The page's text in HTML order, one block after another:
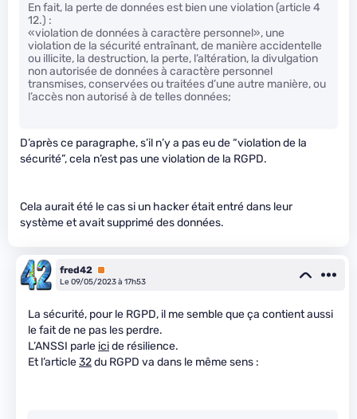
En fait, la perte de données est bien une violation (article 4
12.) :
«violation de données à caractère personnel», une
violation de la sécurité entraînant, de manière accidentelle
ou illicite, la destruction, la perte, l’altération, la divulgation
non autorisée de données à caractère personnel
transmises, conservées ou traitées d’une autre manière, ou
l’accès non autorisé à de telles données;
D’après ce paragraphe, s’il n’y a pas eu de “violation de la
sécurité”, cela n’est pas une violation de la RGPD.
Cela aurait été le cas si un hacker était entré dans leur
système et avait supprimé des données.
fred42 Premium
Le 09/05/2023 à 17h53
La sécurité, pour le RGPD, il me semble que ça contient aussi
le fait de ne pas les perdre.
L’ANSSI parle icide résilience.
Et l’article32du RGPD va dans le même sens :